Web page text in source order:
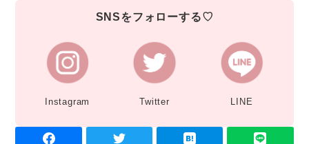
SNSをフォローする♡
Instagram Twitter LINE